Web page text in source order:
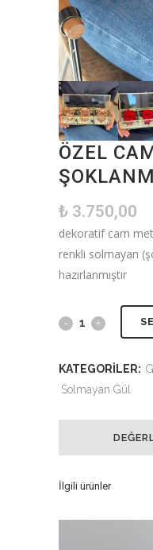
ÖZEL
₺ 3.750,00
dekoratif cam
renkli solmayan
hazırlanmıştır
KATEGORILER:
Solmayan Gül
İlgili ürünler